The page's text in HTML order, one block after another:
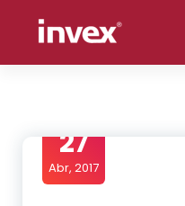
relacionados con economía,
27
Abr, 2017